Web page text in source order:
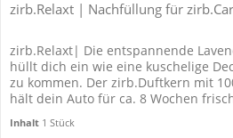
zirb.Relaxt | Nachfüllung für zirb.Car
zirb.Relaxt| Die entspannende
hüllt dich ein wie eine kuschelige
zu kommen. Der zirb.Duftkern mit
hält dein Auto für ca. 8 Wochen
Inhalt 1 Stück